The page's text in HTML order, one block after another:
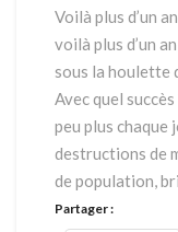
Voilà plus d’un
voilà plus d’un
sous la houlette
Avec quel
peu plus chaque
destructions de
de population,
Partager :